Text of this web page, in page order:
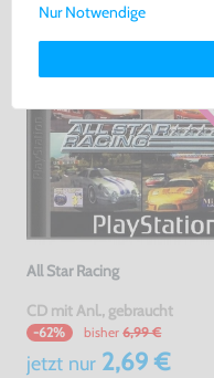
All Star Racing
CD mit Anl., gebraucht
-62% bisher 6,99 €
jetzt nur2,69 €
Weitere Informationen zu
Deinen Rechten als
Nur Notwendige